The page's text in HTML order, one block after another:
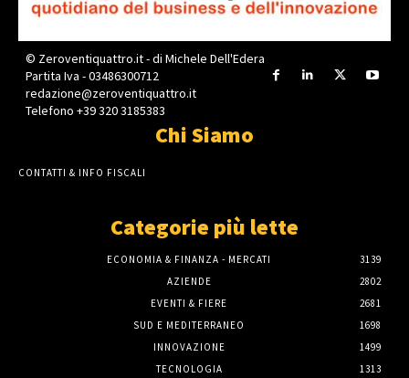
© Zeroventiquattro.it - di Michele Dell'Edera
Partita Iva - 03486300712
redazione@zeroventiquattro.it
Telefono +39 320 3185383
Chi Siamo
CONTATTI & INFO FISCALI
Categorie più lette
ECONOMIA & FINANZA - MERCATI
3139
AZIENDE
2802
EVENTI & FIERE
2681
SUD E MEDITERRANEO
1698
INNOVAZIONE
1499
TECNOLOGIA
1313